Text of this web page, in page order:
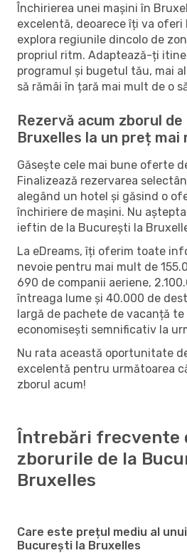
Închirierea unei mașini în
excelentă, deoarece îți va oferi
explora regiunile dincolo de
propriul ritm. Adaptează-ți
programul și bugetul tău, mai
să rămâi în țară mai mult de o
Rezervă acum zborul
Bruxelles la un preț mai
Găsește cele mai bune oferte
Finalizează rezervarea
alegând un hotel și găsind o
închiriere de mașini. Nu
ieftin de la București la
La eDreams, îți oferim toate
nevoie pentru mai mult de
690 de companii aeriene,
întreaga lume și 40.000 de
largă de pachete de vacanță
economisești semnificativ la
Nu rata această oportunitate
excelentă pentru următoarea
zborul acum!
Întrebări frecvente
zborurile de la
Bruxelles
Care este prețul mediu al
București la Bruxelles